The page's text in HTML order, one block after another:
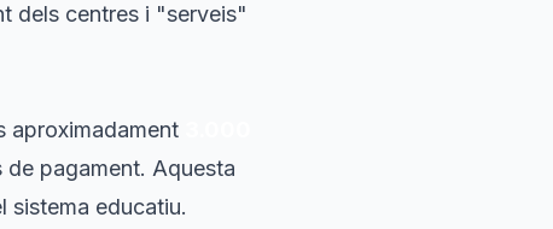
dels centres i "serveis"
aproximadament
pagament. Aquesta
sistema educatiu.